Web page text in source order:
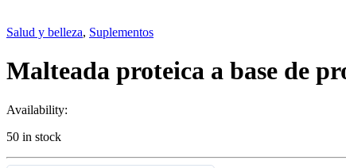
Salud y belleza, Suplementos
Malteada proteica a base de
Availability:
50 in stock